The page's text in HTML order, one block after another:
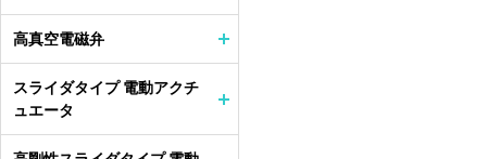
高真空電磁弁
スライダタイプ 電動アクチ
ュエータ